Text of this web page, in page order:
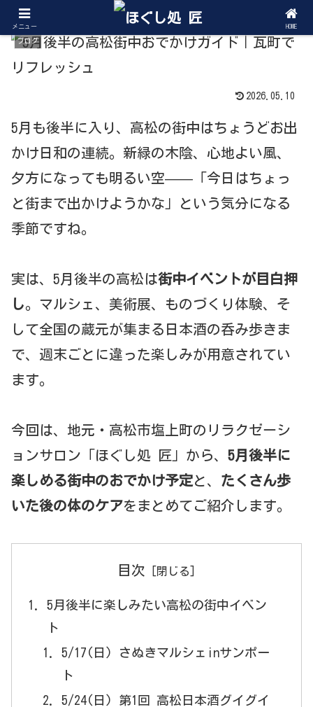
ブログ
2026.05.10
5月も後半に入り、高松の街中はちょうどお出
かけ日和の連続。新緑の木陰、心地よい風、
夕方になっても明るい空——「今日はちょっ
と街まで出かけようかな」という気分になる
季節ですね。
実は、5月後半の高松は街中イベントが目白押
し。マルシェ、美術展、ものづくり体験、そ
して全国の蔵元が集まる日本酒の呑み歩きま
で、週末ごとに違った楽しみが用意されてい
ます。
今回は、地元・高松市塩上町のリラクゼーシ
ョンサロン「ほぐし処 匠」から、 5月後半に
楽しめる街中のおでかけ予定と、 たくさん歩
いた後の体のケアをまとめてご紹介します。
目次
5月後半に楽しみたい高松の街中イベン
ト
5/17(日) さぬきマルシェinサンポー
ト
5/24(日) 第1回 高松日本酒グイグイ
メニュー HOME